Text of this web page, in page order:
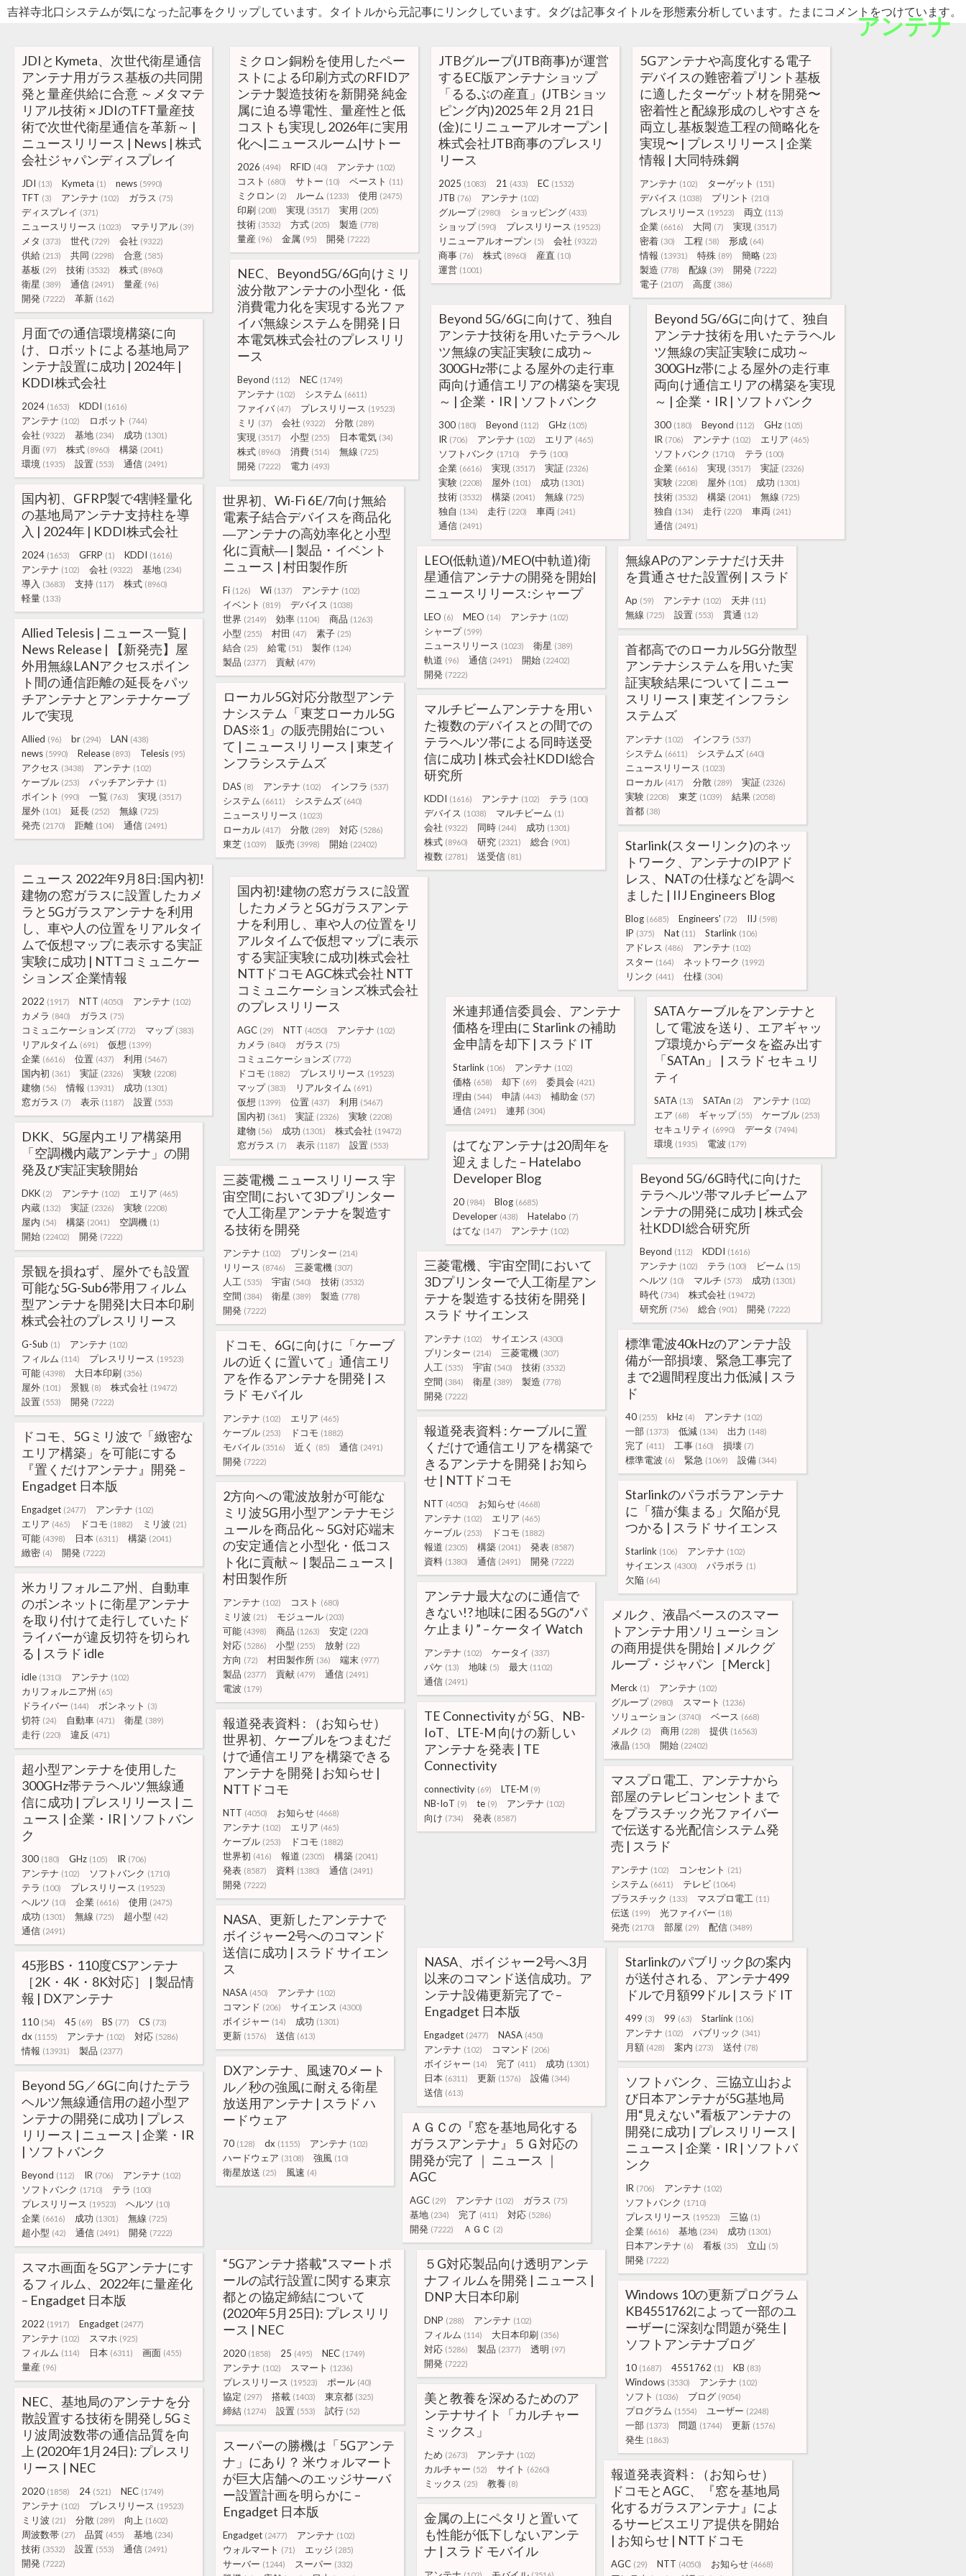
吉祥寺北口システムが気になった記事をクリップしています。タイトルから元記事にリンクしています。タグは記事タイトルを形態素分析しています。たまにコメントをつけています。
アンテナ
JDIとKymeta、次世代衛星通信
アンテナ用ガラス基板の共同開
発と量産供給に合意 ～メタマテ
リアル技術 × JDIのTFT量産技
術で次世代衛星通信を革新～ |
ニュースリリース | News | 株式
会社ジャパンディスプレイ
JDI (13) Kymeta (1) news (5990)
TFT (3) アンテナ (102) ガラス (75)
ディスプレイ (371)
ニュースリリース (1023) マテリアル (39)
メタ (373) 世代 (729) 会社 (9322)
供給 (213) 共同 (2298) 合意 (585)
基板 (29) 技術 (3532) 株式 (8960)
衛星 (389) 通信 (2491) 量産 (96)
開発 (7222) 革新 (162)
ミクロン銅粉を使用したペー
ストによる印刷方式のRFIDア
ンテナ製造技術を新開発 純金
属に迫る導電性、量産性と低
コストも実現し2026年に実用
化へ|ニュースルーム|サトー
2026 (494) RFID (40) アンテナ (102)
コスト (680) サトー (10) ペースト (11)
ミクロン (2) ルーム (1233) 使用 (2475)
印刷 (208) 実現 (3517) 実用 (205)
技術 (3532) 方式 (205) 製造 (778)
量産 (96) 金属 (95) 開発 (7222)
JTBグループ(JTB商事)が運営
するEC版アンテナショップ
「るるぶの産直」(JTBショッ
ピング内)2025 年 2 月 21 日
(金)にリニューアルオープン |
株式会社JTB商事のプレスリ
リース
2025 (1083) 21 (433) EC (1532)
JTB (76) アンテナ (102)
グループ (2980) ショッピング (433)
ショップ (590) プレスリリース (19523)
リニューアルオープン (5) 会社 (9322)
商事 (76) 株式 (8960) 産直 (10)
運営 (1001)
5Gアンテナや高度化する電子
デバイスの難密着プリント基板
に適したターゲット材を開発〜
密着性と配線形成のしやすさを
両立し基板製造工程の簡略化を
実現〜 | プレスリリース | 企業
情報 | 大同特殊鋼
アンテナ (102) ターゲット (151)
デバイス (1038) プリント (210)
プレスリリース (19523) 両立 (113)
企業 (6616) 大同 (7) 実現 (3517)
密着 (30) 工程 (58) 形成 (64)
情報 (13931) 特殊 (89) 簡略 (23)
製造 (778) 配線 (39) 開発 (7222)
電子 (2107) 高度 (386)
NEC、Beyond5G/6G向けミリ
波分散アンテナの小型化・低
消費電力化を実現する光ファ
イバ無線システムを開発 | 日
本電気株式会社のプレスリリ
ース
Beyond (112) NEC (1749)
アンテナ (102) システム (6611)
ファイバ (47) プレスリリース (19523)
ミリ (37) 会社 (9322) 分散 (289)
実現 (3517) 小型 (255) 日本電気 (34)
株式 (8960) 消費 (514) 無線 (725)
開発 (7222) 電力 (493)
Beyond 5G/6Gに向けて、独自
アンテナ技術を用いたテラヘル
ツ無線の実証実験に成功～
300GHz帯による屋外の走行車
両向け通信エリアの構築を実現
～ | 企業・IR | ソフトバンク
300 (180) Beyond (112) GHz (105)
IR (706) アンテナ (102) エリア (465)
ソフトバンク (1710) テラ (100)
企業 (6616) 実現 (3517) 実証 (2326)
実験 (2208) 屋外 (101) 成功 (1301)
技術 (3532) 構築 (2041) 無線 (725)
独自 (134) 走行 (220) 車両 (241)
通信 (2491)
Beyond 5G/6Gに向けて、独自
アンテナ技術を用いたテラヘル
ツ無線の実証実験に成功～
300GHz帯による屋外の走行車
両向け通信エリアの構築を実現
～ | 企業・IR | ソフトバンク
300 (180) Beyond (112) GHz (105)
IR (706) アンテナ (102) エリア (465)
ソフトバンク (1710) テラ (100)
企業 (6616) 実現 (3517) 実証 (2326)
実験 (2208) 屋外 (101) 成功 (1301)
技術 (3532) 構築 (2041) 無線 (725)
独自 (134) 走行 (220) 車両 (241)
通信 (2491)
月面での通信環境構築に向
け、ロボットによる基地局ア
ンテナ設置に成功 | 2024年 |
KDDI株式会社
2024 (1653) KDDI (1616)
アンテナ (102) ロボット (744)
会社 (9322) 基地 (234) 成功 (1301)
月面 (97) 株式 (8960) 構築 (2041)
環境 (1935) 設置 (553) 通信 (2491)
国内初、GFRP製で4割軽量化
の基地局アンテナ支持柱を導
入 | 2024年 | KDDI株式会社
2024 (1653) GFRP (1) KDDI (1616)
アンテナ (102) 会社 (9322) 基地 (234)
導入 (3683) 支持 (117) 株式 (8960)
軽量 (133)
世界初、Wi-Fi 6E/7向け無給
電素子結合デバイスを商品化
―アンテナの高効率化と小型
化に貢献― | 製品・イベント
ニュース | 村田製作所
Fi (126) Wi (137) アンテナ (102)
イベント (819) デバイス (1038)
世界 (2149) 効率 (1104) 商品 (1263)
小型 (255) 村田 (47) 素子 (25)
結合 (25) 給電 (51) 製作 (124)
製品 (2377) 貢献 (479)
LEO(低軌道)/MEO(中軌道)衛
星通信アンテナの開発を開始|
ニュースリリース:シャープ
LEO (6) MEO (14) アンテナ (102)
シャープ (599)
ニュースリリース (1023) 衛星 (389)
軌道 (96) 通信 (2491) 開始 (22402)
開発 (7222)
無線APのアンテナだけ天井
を貫通させた設置例 | スラド
Ap (59) アンテナ (102) 天井 (11)
無線 (725) 設置 (553) 貫通 (12)
Allied Telesis | ニュース一覧 |
News Release | 【新発売】屋
外用無線LANアクセスポイン
ト間の通信距離の延長をパッ
チアンテナとアンテナケーブ
ルで実現
Allied (96) br (294) LAN (438)
news (5990) Release (893) Telesis (95)
アクセス (3438) アンテナ (102)
ケーブル (253) パッチアンテナ (1)
ポイント (990) 一覧 (763) 実現 (3517)
屋外 (101) 延長 (252) 無線 (725)
発売 (2170) 距離 (104) 通信 (2491)
首都高でのローカル5G分散型
アンテナシステムを用いた実
証実験結果について | ニュー
スリリース | 東芝インフラシ
ステムズ
アンテナ (102) インフラ (537)
システム (6611) システムズ (640)
ニュースリリース (1023)
ローカル (417) 分散 (289) 実証 (2326)
実験 (2208) 東芝 (1039) 結果 (2058)
首都 (38)
ローカル5G対応分散型アンテ
ナシステム「東芝ローカル5G
DAS※1」の販売開始につい
て | ニュースリリース | 東芝イ
ンフラシステムズ
DAS (8) アンテナ (102) インフラ (537)
システム (6611) システムズ (640)
ニュースリリース (1023)
ローカル (417) 分散 (289) 対応 (5286)
東芝 (1039) 販売 (3998) 開始 (22402)
マルチビームアンテナを用い
た複数のデバイスとの間での
テラヘルツ帯による同時送受
信に成功 | 株式会社KDDI総合
研究所
KDDI (1616) アンテナ (102) テラ (100)
デバイス (1038) マルチビーム (1)
会社 (9322) 同時 (244) 成功 (1301)
株式 (8960) 研究 (2321) 総合 (901)
複数 (2781) 送受信 (81)
Starlink(スターリンク)のネッ
トワーク、アンテナのIPアド
レス、NATの仕様などを調べ
ました | IIJ Engineers Blog
Blog (6685) Engineers' (72) IIJ (598)
IP (375) Nat (11) Starlink (106)
アドレス (486) アンテナ (102)
スター (164) ネットワーク (1992)
リンク (441) 仕様 (304)
ニュース 2022年9月8日:国内初!
建物の窓ガラスに設置したカメ
ラと5Gガラスアンテナを利用
し、車や人の位置をリアルタイ
ムで仮想マップに表示する実証
実験に成功 | NTTコミュニケー
ションズ 企業情報
2022 (1917) NTT (4050) アンテナ (102)
カメラ (840) ガラス (75)
コミュニケーションズ (772) マップ (383)
リアルタイム (691) 仮想 (1399)
企業 (6616) 位置 (437) 利用 (5467)
国内初 (361) 実証 (2326) 実験 (2208)
建物 (56) 情報 (13931) 成功 (1301)
窓ガラス (7) 表示 (1187) 設置 (553)
国内初!建物の窓ガラスに設置
したカメラと5Gガラスアンテ
ナを利用し、車や人の位置をリ
アルタイムで仮想マップに表示
する実証実験に成功|株式会社
NTTドコモ AGC株式会社 NTT
コミュニケーションズ株式会社
のプレスリリース
AGC (29) NTT (4050) アンテナ (102)
カメラ (840) ガラス (75)
コミュニケーションズ (772)
ドコモ (1882) プレスリリース (19523)
マップ (383) リアルタイム (691)
仮想 (1399) 位置 (437) 利用 (5467)
国内初 (361) 実証 (2326) 実験 (2208)
建物 (56) 成功 (1301) 株式会社 (19472)
窓ガラス (7) 表示 (1187) 設置 (553)
米連邦通信委員会、アンテナ
価格を理由に Starlink の補助
金申請を却下 | スラド IT
Starlink (106) アンテナ (102)
価格 (658) 却下 (69) 委員会 (421)
理由 (544) 申請 (443) 補助金 (57)
通信 (2491) 連邦 (304)
SATA ケーブルをアンテナと
して電波を送り、エアギャッ
プ環境からデータを盗み出す
「SATAn」 | スラド セキュリ
ティ
SATA (13) SATAn (2) アンテナ (102)
エア (68) ギャップ (55) ケーブル (253)
セキュリティ (6990) データ (7494)
環境 (1935) 電波 (179)
DKK、5G屋内エリア構築用
「空調機内蔵アンテナ」の開
発及び実証実験開始
DKK (2) アンテナ (102) エリア (465)
内蔵 (132) 実証 (2326) 実験 (2208)
屋内 (54) 構築 (2041) 空調機 (1)
開始 (22402) 開発 (7222)
はてなアンテナは20周年を
迎えました – Hatelabo
Developer Blog
20 (984) Blog (6685)
Developer (438) Hatelabo (7)
はてな (147) アンテナ (102)
Beyond 5G/6G時代に向けた
テラヘルツ帯マルチビームア
ンテナの開発に成功 | 株式会
社KDDI総合研究所
Beyond (112) KDDI (1616)
アンテナ (102) テラ (100) ビーム (15)
ヘルツ (10) マルチ (573) 成功 (1301)
時代 (734) 株式会社 (19472)
研究所 (756) 総合 (901) 開発 (7222)
三菱電機 ニュースリリース 宇
宙空間において3Dプリンター
で人工衛星アンテナを製造す
る技術を開発
アンテナ (102) プリンター (214)
リリース (8746) 三菱電機 (307)
人工 (535) 宇宙 (540) 技術 (3532)
空間 (384) 衛星 (389) 製造 (778)
開発 (7222)
三菱電機、宇宙空間において
3Dプリンターで人工衛星アン
テナを製造する技術を開発 |
スラド サイエンス
アンテナ (102) サイエンス (4300)
プリンター (214) 三菱電機 (307)
人工 (535) 宇宙 (540) 技術 (3532)
空間 (384) 衛星 (389) 製造 (778)
開発 (7222)
景観を損ねず、屋外でも設置
可能な5G-Sub6帯用フィルム
型アンテナを開発|大日本印刷
株式会社のプレスリリース
G-Sub (1) アンテナ (102)
フィルム (114) プレスリリース (19523)
可能 (4398) 大日本印刷 (356)
屋外 (101) 景観 (8) 株式会社 (19472)
設置 (553) 開発 (7222)
標準電波40kHzのアンテナ設
備が一部損壊、緊急工事完了
まで2週間程度出力低減 | スラ
ド
40 (255) kHz (4) アンテナ (102)
一部 (1373) 低減 (134) 出力 (148)
完了 (411) 工事 (160) 損壊 (7)
標準電波 (6) 緊急 (1069) 設備 (344)
ドコモ、6Gに向けに「ケーブ
ルの近くに置いて」通信エリ
アを作るアンテナを開発 | ス
ラド モバイル
アンテナ (102) エリア (465)
ケーブル (253) ドコモ (1882)
モバイル (3516) 近く (85) 通信 (2491)
開発 (7222)
報道発表資料 : ケーブルに置
くだけで通信エリアを構築で
きるアンテナを開発 | お知ら
せ | NTTドコモ
NTT (4050) お知らせ (4668)
アンテナ (102) エリア (465)
ケーブル (253) ドコモ (1882)
報道 (2305) 構築 (2041) 発表 (8587)
資料 (1380) 通信 (2491) 開発 (7222)
ドコモ、5Gミリ波で「緻密な
エリア構築」を可能にする
『置くだけアンテナ』開発 –
Engadget 日本版
Engadget (2477) アンテナ (102)
エリア (465) ドコモ (1882) ミリ波 (21)
可能 (4398) 日本 (6311) 構築 (2041)
緻密 (4) 開発 (7222)
Starlinkのパラボラアンテナ
に「猫が集まる」欠陥が見
つかる | スラド サイエンス
Starlink (106) アンテナ (102)
サイエンス (4300) パラボラ (1)
欠陥 (64)
2方向への電波放射が可能な
ミリ波5G用小型アンテナモジ
ュールを商品化～5G対応端末
の安定通信と小型化・低コス
ト化に貢献～ | 製品ニュース |
村田製作所
アンテナ (102) コスト (680)
ミリ波 (21) モジュール (203)
可能 (4398) 商品 (1263) 安定 (220)
対応 (5286) 小型 (255) 放射 (22)
方向 (72) 村田製作所 (36) 端末 (977)
製品 (2377) 貢献 (479) 通信 (2491)
電波 (179)
米カリフォルニア州、自動車
のボンネットに衛星アンテナ
を取り付けて走行していたド
ライバーが違反切符を切られ
る | スラド idle
idle (1310) アンテナ (102)
カリフォルニア州 (65)
ドライバー (144) ボンネット (3)
切符 (24) 自動車 (471) 衛星 (389)
走行 (220) 違反 (471)
アンテナ最大なのに通信で
きない!? 地味に困る5Gの“パ
ケ止まり” – ケータイ Watch
アンテナ (102) ケータイ (337)
パケ (13) 地味 (5) 最大 (1102)
通信 (2491)
メルク、液晶ベースのスマー
トアンテナ用ソリューション
の商用提供を開始 | メルクグ
ループ・ジャパン［Merck］
Merck (1) アンテナ (102)
グループ (2980) スマート (1236)
ソリューション (3740) ベース (668)
メルク (2) 商用 (228) 提供 (16563)
液晶 (150) 開始 (22402)
報道発表資料 : （お知らせ）
世界初、ケーブルをつまむだ
けで通信エリアを構築できる
アンテナを開発 | お知らせ |
NTTドコモ
NTT (4050) お知らせ (4668)
アンテナ (102) エリア (465)
ケーブル (253) ドコモ (1882)
世界初 (416) 報道 (2305) 構築 (2041)
発表 (8587) 資料 (1380) 通信 (2491)
開発 (7222)
超小型アンテナを使用した
300GHz帯テラヘルツ無線通
信に成功 | プレスリリース | ニ
ュース | 企業・IR | ソフトバン
ク
300 (180) GHz (105) IR (706)
アンテナ (102) ソフトバンク (1710)
テラ (100) プレスリリース (19523)
ヘルツ (10) 企業 (6616) 使用 (2475)
成功 (1301) 無線 (725) 超小型 (42)
通信 (2491)
TE Connectivity が 5G、NB-
IoT、LTE-M 向けの新しい
アンテナを発表 | TE
Connectivity
connectivity (69) LTE-M (9)
NB-IoT (9) te (9) アンテナ (102)
向け (734) 発表 (8587)
マスプロ電工、アンテナから
部屋のテレビコンセントまで
をプラスチック光ファイバー
で伝送する光配信システム発
売 | スラド
アンテナ (102) コンセント (21)
システム (6611) テレビ (1064)
プラスチック (133) マスプロ電工 (11)
伝送 (199) 光ファイバー (18)
発売 (2170) 部屋 (29) 配信 (3489)
NASA、更新したアンテナで
ボイジャー2号へのコマンド
送信に成功 | スラド サイエン
ス
NASA (450) アンテナ (102)
コマンド (206) サイエンス (4300)
ボイジャー (14) 成功 (1301)
更新 (1576) 送信 (613)
NASA、ボイジャー2号へ3月
以来のコマンド送信成功。ア
ンテナ設備更新完了で –
Engadget 日本版
Engadget (2477) NASA (450)
アンテナ (102) コマンド (206)
ボイジャー (14) 完了 (411) 成功 (1301)
日本 (6311) 更新 (1576) 設備 (344)
送信 (613)
Starlinkのパブリックβの案内
が送付される、アンテナ499
ドルで月額99ドル | スラド IT
499 (3) 99 (63) Starlink (106)
アンテナ (102) パブリック (341)
月額 (428) 案内 (273) 送付 (78)
45形BS・110度CSアンテナ
［2K・4K・8K対応］ | 製品情
報 | DXアンテナ
110 (54) 45 (69) BS (77) CS (73)
dx (1155) アンテナ (102) 対応 (5286)
情報 (13931) 製品 (2377)
DXアンテナ、風速70メート
ル／秒の強風に耐える衛星
放送用アンテナ | スラド ハ
ードウェア
70 (128) dx (1155) アンテナ (102)
ハードウェア (3108) 強風 (10)
衛星放送 (25) 風速 (4)
ソフトバンク、三協立山およ
び日本アンテナが5G基地局
用“見えない”看板アンテナの
開発に成功 | プレスリリース |
ニュース | 企業・IR | ソフトバ
ンク
IR (706) アンテナ (102)
ソフトバンク (1710)
プレスリリース (19523) 三協 (1)
企業 (6616) 基地 (234) 成功 (1301)
日本アンテナ (6) 看板 (35) 立山 (5)
開発 (7222)
Beyond 5G／6Gに向けたテラ
ヘルツ無線通信用の超小型ア
ンテナの開発に成功 | プレス
リリース | ニュース | 企業・IR
| ソフトバンク
Beyond (112) IR (706) アンテナ (102)
ソフトバンク (1710) テラ (100)
プレスリリース (19523) ヘルツ (10)
企業 (6616) 成功 (1301) 無線 (725)
超小型 (42) 通信 (2491) 開発 (7222)
ＡＧＣの『窓を基地局化する
ガラスアンテナ』５Ｇ対応の
開発が完了 ｜ ニュース ｜
AGC
AGC (29) アンテナ (102) ガラス (75)
基地 (234) 完了 (411) 対応 (5286)
開発 (7222) ＡＧＣ (2)
“5Gアンテナ搭載”スマートポ
ールの試行設置に関する東京
都との協定締結について
(2020年5月25日): プレスリリ
ース | NEC
2020 (1858) 25 (495) NEC (1749)
アンテナ (102) スマート (1236)
プレスリリース (19523) ポール (40)
協定 (297) 搭載 (1403) 東京都 (325)
締結 (1274) 設置 (553) 試行 (52)
５G対応製品向け透明アンテ
ナフィルムを開発 | ニュース |
DNP 大日本印刷
DNP (288) アンテナ (102)
フィルム (114) 大日本印刷 (356)
対応 (5286) 製品 (2377) 透明 (97)
開発 (7222)
スマホ画面を5Gアンテナにす
るフィルム、2022年に量産化
– Engadget 日本版
2022 (1917) Engadget (2477)
アンテナ (102) スマホ (925)
フィルム (114) 日本 (6311) 画面 (455)
量産 (96)
Windows 10の更新プログラム
KB4551762によって一部のユ
ーザーに深刻な問題が発生 |
ソフトアンテナブログ
10 (1687) 4551762 (1) KB (83)
Windows (3530) アンテナ (102)
ソフト (1036) ブログ (9054)
プログラム (1554) ユーザー (2248)
一部 (1373) 問題 (1744) 更新 (1576)
発生 (1863)
美と教養を深めるためのア
ンテナサイト「カルチャー
ミックス」
ため (2673) アンテナ (102)
カルチャー (52) サイト (6260)
ミックス (25) 教養 (8)
NEC、基地局のアンテナを分
散設置する技術を開発し5Gミ
リ波周波数帯の通信品質を向
上 (2020年1月24日): プレスリ
リース | NEC
2020 (1858) 24 (521) NEC (1749)
アンテナ (102) プレスリリース (19523)
ミリ波 (21) 分散 (289) 向上 (1602)
周波数帯 (27) 品質 (455) 基地 (234)
技術 (3532) 設置 (553) 通信 (2491)
開発 (7222)
スーパーの勝機は「5Gアンテ
ナ」にあり？ 米ウォルマート
が巨大店舗へのエッジサーバ
ー設置計画を明らかに –
Engadget 日本版
Engadget (2477) アンテナ (102)
ウォルマート (71) エッジ (285)
サーバー (1244) スーパー (332)
報道発表資料 : （お知らせ）
ドコモとAGC、『窓を基地局
化するガラスアンテナ』によ
るサービスエリア提供を開始
| お知らせ | NTTドコモ
AGC (29) NTT (4050) お知らせ (4668)
金属の上にペタリと置いて
も性能が低下しないアンテ
ナ | スラド モバイル